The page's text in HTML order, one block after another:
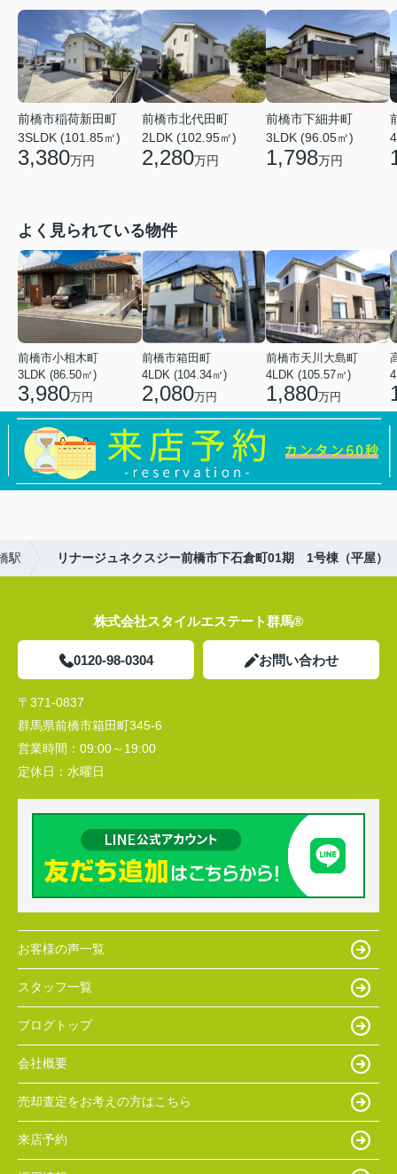
前橋市稲荷新田町
3SLDK (101.85㎡)
3,380万円
前橋市北代田町
2LDK (102.95㎡)
2,280万円
前橋市下細井町
3LDK (96.05㎡)
1,798万円
よく見られている物件
前橋市小相木町
3LDK (86.50㎡)
3,980万円
前橋市箱田町
4LDK (104.34㎡)
2,080万円
前橋市天川大島町
4LDK (105.57㎡)
1,880万円
駅 リナージュネクスジー前橋市下石倉町01期 1号棟（平屋）
株式会社スタイルエステート群馬®
0120-98-0304 お問い合わせ
〒371-0837
群馬県前橋市箱田町345-6
営業時間： 09:00～19:00
定休日： 水曜日
お客様の声一覧
スタッフ一覧
ブログトップ
会社概要
売却査定をお考えの方はこちら
来店予約